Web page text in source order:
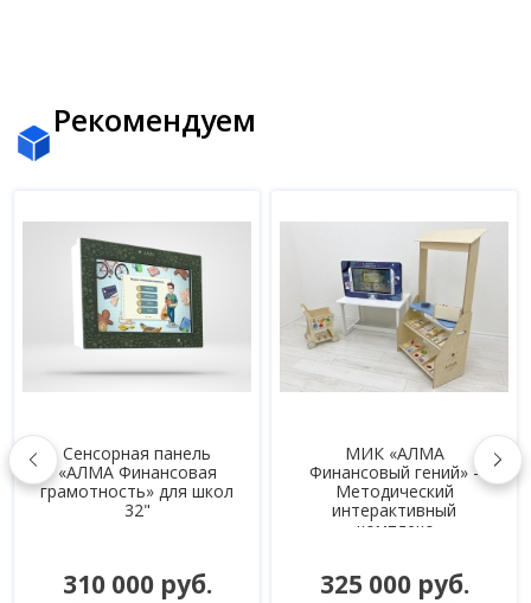
Рекомендуем
Сенсорная панель
«АЛМА Финансовая
грамотность» для школ
32"
310 000 руб.
МИК «АЛМА
Финансовый гений» -
Методический
интерактивный
комплекс
325 000 руб.